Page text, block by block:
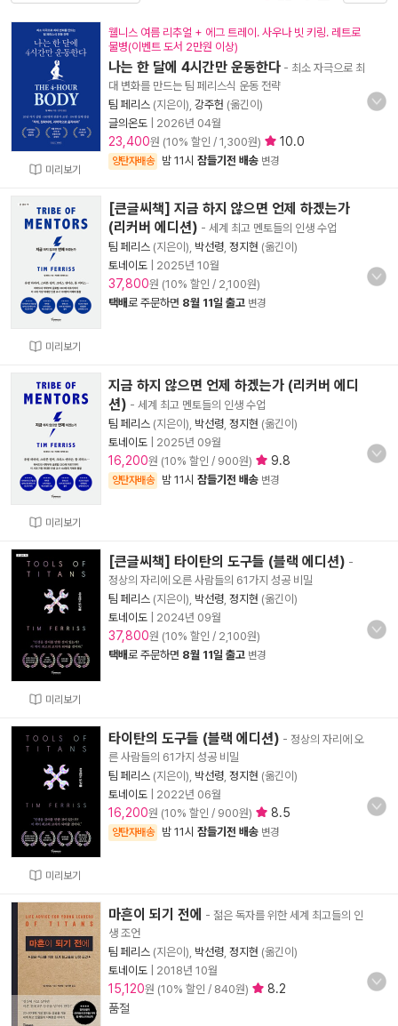
미리보기
웰니스 여름 리추얼 + 에그 트레이. 사우나 빗 키링. 레트로
물병(이벤트 도서 2만원 이상)
나는 한 달에 4시간만 운동한다 - 최소 자극으로 최
대 변화를 만드는 팀 페리스식 운동 전략
팀 페리스 (지은이), 강주헌 (옮긴이)
글의온도
2026년 04월
23,400원 (10% 할인 / 1,300원) 10.0
양탄자배송 밤 11시 잠들기전 배송 변경
미리보기
[큰글씨책] 지금 하지 않으면 언제 하겠는가
(리커버 에디션) - 세계 최고 멘토들의 인생 수업
팀 페리스 (지은이), 박선령 정지현 (옮긴이)
토네이도
2025년 10월
37,800원 (10% 할인 / 2,100원)
택배로 주문하면 8월 11일 출고 변경
미리보기
지금 하지 않으면 언제 하겠는가 (리커버 에디
션) - 세계 최고 멘토들의 인생 수업
팀 페리스 (지은이), 박선령 정지현 (옮긴이)
토네이도
2025년 09월
16,200원 (10% 할인 / 900원) 9.8
양탄자배송 밤 11시 잠들기전 배송 변경
미리보기
[큰글씨책] 타이탄의 도구들 (블랙 에디션) -
정상의 자리에 오른 사람들의 61가지 성공 비밀
팀 페리스 (지은이), 박선령 정지현 (옮긴이)
토네이도
2024년 09월
37,800원 (10% 할인 / 2,100원)
택배로 주문하면 8월 11일 출고 변경
미리보기
타이탄의 도구들 (블랙 에디션) - 정상의 자리에 오
른 사람들의 61가지 성공 비밀
팀 페리스 (지은이), 박선령 정지현 (옮긴이)
토네이도
2022년 06월
16,200원 (10% 할인 / 900원) 8.5
양탄자배송 밤 11시 잠들기전 배송 변경
마흔이 되기 전에 - 젊은 독자를 위한 세계 최고들의 인
생 조언
팀 페리스 (지은이), 박선령 정지현 (옮긴이)
토네이도
2018년 10월
15,120원 (10% 할인 / 840원)
8.2
품절